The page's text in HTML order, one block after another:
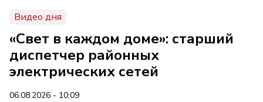
Видео дня
«Свет в каждом доме»: старший
диспетчер районных
электрических сетей
06.08.2026 - 10:09